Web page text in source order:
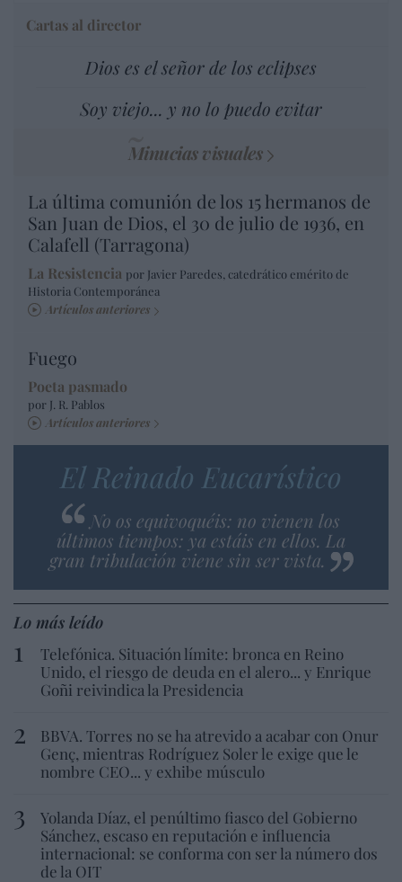
Cartas al director
Dios es el señor de los eclipses
Soy viejo... y no lo puedo evitar
Minucias visuales
La última comunión de los 15 hermanos de
San Juan de Dios, el 30 de julio de 1936, en
Calafell (Tarragona)
La Resistencia por Javier Paredes, catedrático emérito de
Historia Contemporánea
Artículos anteriores
Fuego
Poeta pasmado
por J. R. Pablos
Artículos anteriores
El Reinado Eucarístico
No os equivoquéis: no vienen los
últimos tiempos: ya estáis en ellos. La
gran tribulación viene sin ser vista.
Lo más leído
Telefónica. Situación límite: bronca en Reino
Unido, el riesgo de deuda en el alero... y Enrique
Goñi reivindica la Presidencia
BBVA. Torres no se ha atrevido a acabar con Onur
Genç, mientras Rodríguez Soler le exige que le
nombre CEO... y exhibe músculo
Yolanda Díaz, el penúltimo fiasco del Gobierno
Sánchez, escaso en reputación e influencia
internacional: se conforma con ser la número dos
de la OIT